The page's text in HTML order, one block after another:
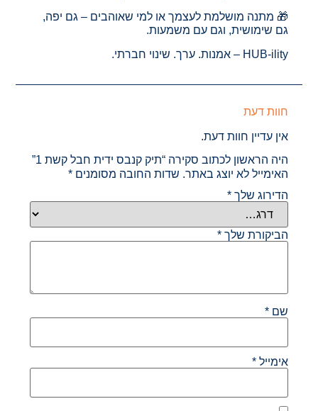
🎁 מתנה מושלמת לעצמך או למי שאוהבים – גם יפה,
גם שימושית, וגם עם משמעות.
HUB-ility – אמנות. ערך. שינוי חברתי.
חוות דעת
אין עדיין חוות דעת.
היה הראשון לכתוב סקירה “תיק קנבס ידית חבל קשת 1”
האימייל לא יוצג באתר. שדות החובה מסומנים*
הדירוג שלך*
הביקורת שלך*
שם*
אימייל*